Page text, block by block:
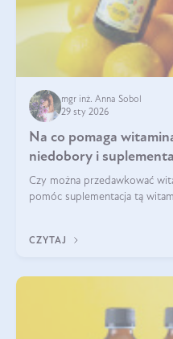
mgr inż. Anna Sobol
29 sty 2026
Na co pomaga
niedobory i
Czy można przedawkować
pomóc suplementacja tą
robić?
CZYTAJ